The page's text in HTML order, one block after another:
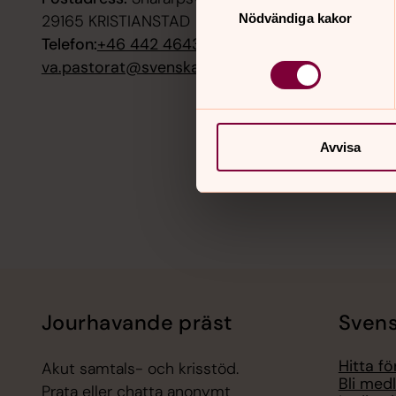
Nödvändiga kakor
Avvisa
29165 KRISTIANSTAD
Telefon:+46 442 46430
va.pastorat@svenskakyrkan.se
23
Se fler
Jourhavande präst
Akut samtals- och krisstöd.
Prata eller chatta anonymt
Hitta
Bli